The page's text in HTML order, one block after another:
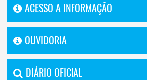
ACESSO A INFORMAÇÃO
OUVIDORIA
DIÁRIO OFICIAL